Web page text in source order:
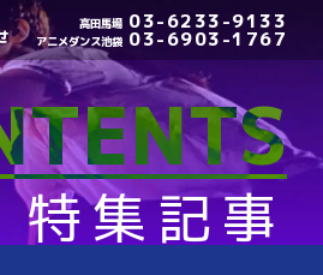
高田馬場 03-6233-9133
アニメダンス池袋 03-6903-1767
特集記事